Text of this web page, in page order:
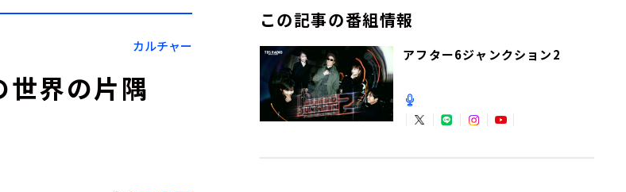
YouTube
カルチャー
世界の片隅
この記事の番組情報
アフター6ジャンクション2